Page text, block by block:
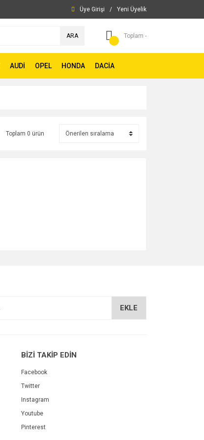
Üye Girişi / Yeni Üyelik
ARA Toplam -
AUDİ OPEL HONDA DACİA
Toplam 0 ürün
EKLE
BİZİ TAKİP EDİN
Facebook
Twitter
Instagram
Youtube
Pinterest